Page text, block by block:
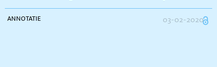
annotatie 03-02-2020